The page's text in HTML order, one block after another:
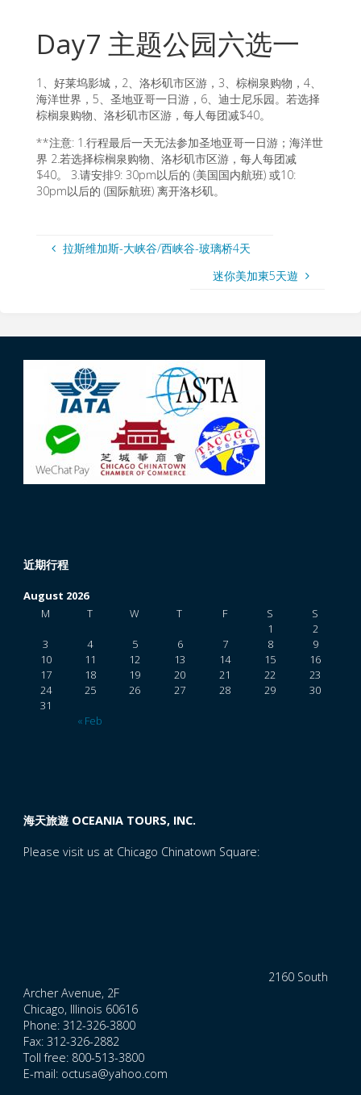
Day7 主题公园六选一
1、好莱坞影城，2、洛杉矶市区游，3、棕榈泉购物，4、
海洋世界，5、圣地亚哥一日游，6、迪士尼乐园。若选择
棕榈泉购物、洛杉矶市区游，每人每团减$40。
**注意: 1.行程最后一天无法参加圣地亚哥一日游；海洋世
界 2.若选择棕榈泉购物、洛杉矶市区游，每人每团减
$40。 3.请安排9: 30pm以后的 (美国国内航班) 或10:
30pm以后的 (国际航班) 离开洛杉矶。
拉斯维加斯-大峡谷/西峡谷-玻璃桥4天
迷你美加東5天遊
近期行程
August 2026
M
T W T F S S
« Feb
1
2
3
4 5 6 7 8
9
10
11 12 13 14 15
16
17
18 19 20 21 22
23
24
25 26 27 28 29
30
31
海天旅遊 OCEANIA TOURS, INC.
Please visit us at Chicago Chinatown Square:
2160 South
Archer Avenue, 2F
Chicago, Illinois 60616
Phone: 312-326-3800
Fax: 312-326-2882
Toll free: 800-513-3800
E-mail: octusa@yahoo.com